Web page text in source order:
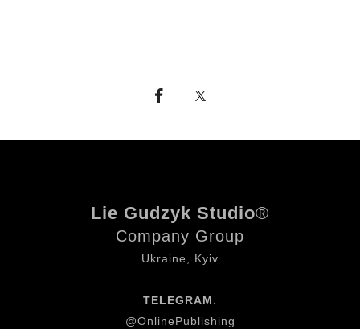
Lie Gudzyk Studio®
Company Group
Ukraine, Kyiv
TELEGRAM:
@OnlinePublishing